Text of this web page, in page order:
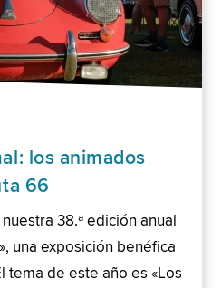
los animados
66
38.ª edición anual
una exposición benéfica
tema de este año es «Los